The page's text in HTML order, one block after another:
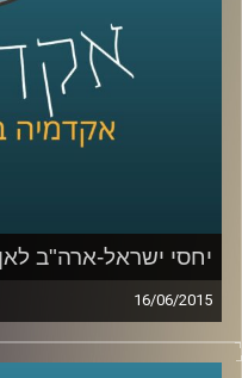
קרדיט תמונות:AudioVersity
יחסי ישראל-ארה"ב לאן
16/06/2015
דוקטור אמנון כוורי,